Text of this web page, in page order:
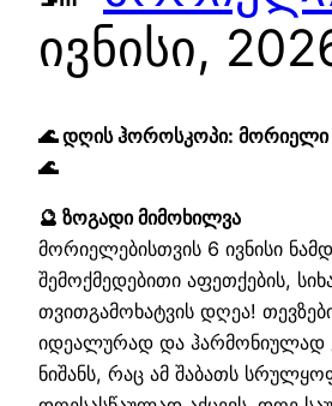
ივნისი,
🌊 დღის ჰოროსკოპი: მორიელი
🌊
🔮 ზოგადი მიმოხილვა
მორიელებისთვის 6 ივნისი
შემოქმედებითი აფეთქების,
თვითგამოხატვის დღეა!
იდეალურად და ჰარმონიულად
ნიშანს, რაც ამ შაბათს